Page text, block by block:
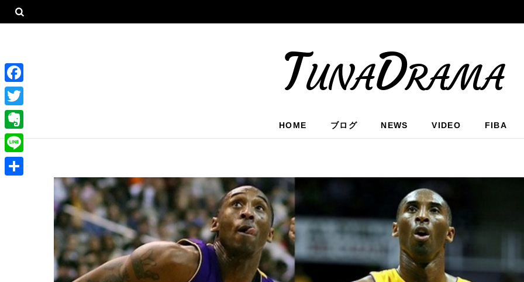
TunaDrama
HOME ブログ NEWS VIDEO FIBA
F
a
c
e
b
T
w
i
E
v
e
L